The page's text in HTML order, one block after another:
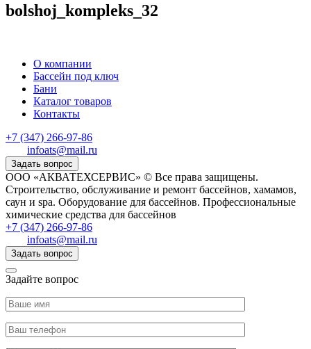
bolshoj_kompleks_32
О компании
Бассейн под ключ
Бани
Каталог товаров
Контакты
+7 (347) 266-97-86
infoats@mail.ru
Задать вопрос
ООО «АКВАТЕХСЕРВИС» © Все права защищены.
Строительство, обслуживание и ремонт бассейнов, хамамов,
саун и spa. Оборудование для бассейнов. Профессиональные
химические средства для бассейнов
+7 (347) 266-97-86
infoats@mail.ru
Задать вопрос
Задайте вопрос